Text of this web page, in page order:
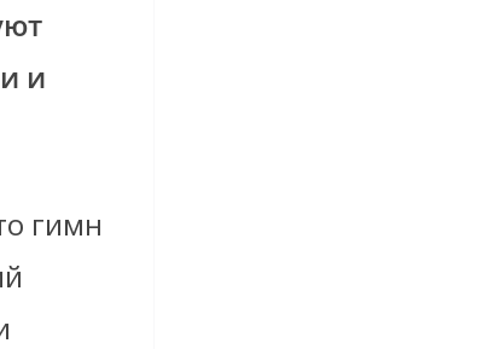
и
гимн